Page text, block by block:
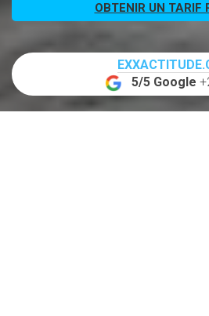
OBTENIR UN TARIF
5/5 Google